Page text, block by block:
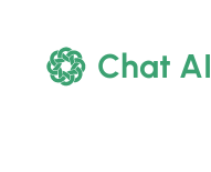
Chat AI